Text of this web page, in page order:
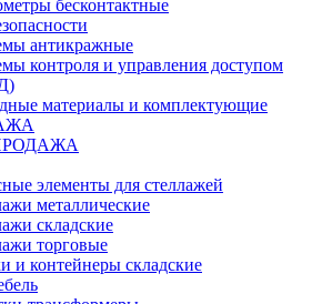
бесконтактные
антикражные
контроля и управления доступом
материалы и комплектующие
элементы для стеллажей
металлические
складские
торговые
и контейнеры складские